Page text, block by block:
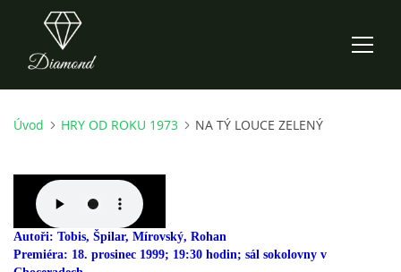
ÚVOD
AKTUALITY
O NÁS
Úvod HRY OD ROKU 1973 NA TÝ LOUCE ZELENÝ
Autoři: Tobis, Špilar, Mírovský, Rohan
Premiéra: 18. prosinec 1999; 19:30 hodin; sál sokolovny v